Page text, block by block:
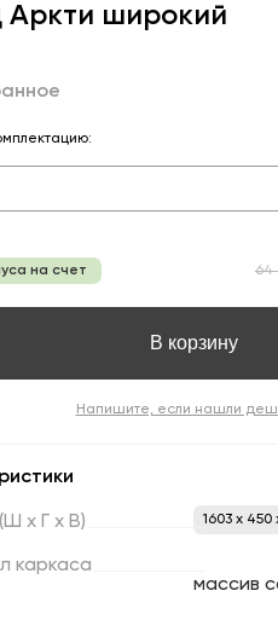
Аркти широкий
на счет 64
В корзину
Напишите, если нашли
(Ш х Г х В) 1603 x 450
каркаса
массив